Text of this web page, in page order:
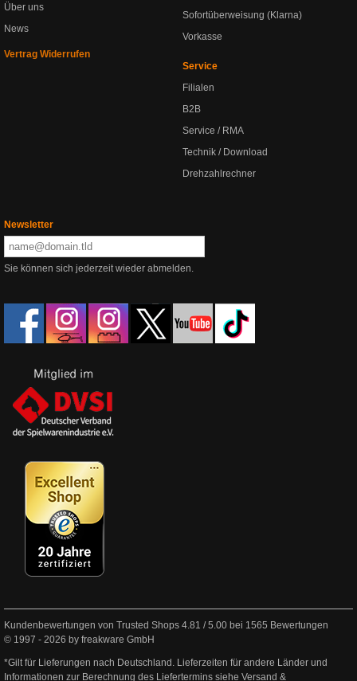
Über uns
News
Vertrag Widerrufen
Sofortüberweisung (Klarna)
Vorkasse
Service
Filialen
B2B
Service / RMA
Technik / Download
Drehzahlrechner
Newsletter
Sie können sich jederzeit wieder abmelden.
Kundenbewertungen von Trusted Shops 4.81 /5.00 bei 1565 Bewertungen
© 1997 - 2026 by freakware GmbH
*Gilt für Lieferungen nach Deutschland. Lieferzeiten für andere Länder und
Informationen zur Berechnung des Liefertermins siehe Versand &